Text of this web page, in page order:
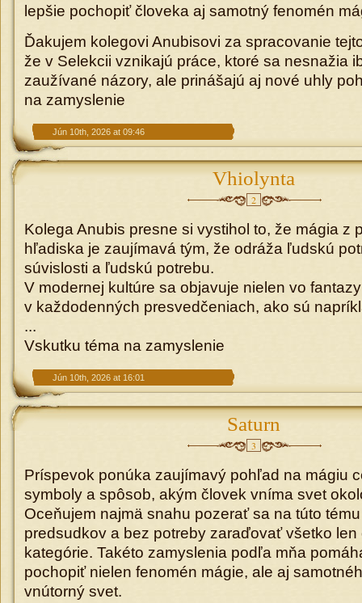
lepšie pochopiť človeka aj samotný fenomén
Ďakujem kolegovi Anubisovi za spracovanie
že v Selekcii vznikajú práce, ktoré sa nesnažia
zaužívané názory, ale prinášajú aj nové uhly
na zamyslenie
Jún 10th, 2026 at 09:46
Vhiolynta
2
Kolega Anubis presne si vystihol to, že mágia z
hľadiska je zaujímavá tým, že odráža ľudskú
súvislosti a ľudskú potrebu.
V modernej kultúre sa objavuje nielen vo
v každodenných presvedčeniach, ako sú
...
Vskutku téma na zamyslenie
Jún 10th, 2026 at 16:01
Saturn
3
Príspevok ponúka zaujímavý pohľad na mágiu
symboly a spôsob, akým človek vníma svet
Oceňujem najmä snahu pozerať sa na túto
predsudkov a bez potreby zaraďovať všetko len
kategórie. Takéto zamyslenia podľa mňa
pochopiť nielen fenomén mágie, ale aj
vnútorný svet.